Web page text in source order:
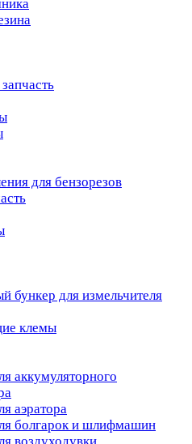
для бензорезов
бункер для измельчителя
клемы
аккумуляторного
аэратора
болгарок и шлифмашин